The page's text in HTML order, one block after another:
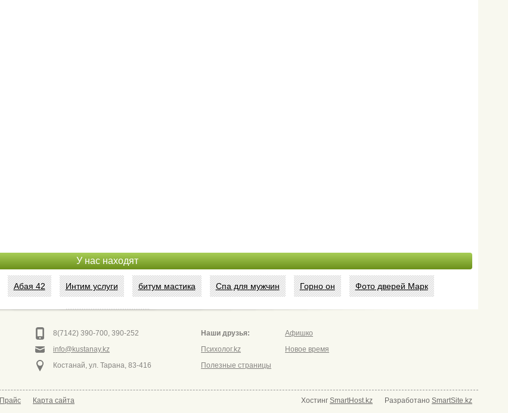
У нас находят
Абая 42 Интим услуги битум мастика Спа для мужчин Горно он Фото дверей Марк
8(7142) 390-700, 390-252
info@kustanay.kz
Костанай, ул. Тарана, 83-416
Наши друзья:
Психолог.kz
Полезные страницы
Афишко
Новое время
Прайс Карта сайта Хостинг SmartHost.kz Разработано SmartSite.kz